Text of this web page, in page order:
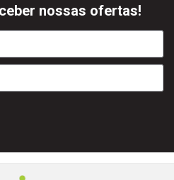
nossas ofertas!